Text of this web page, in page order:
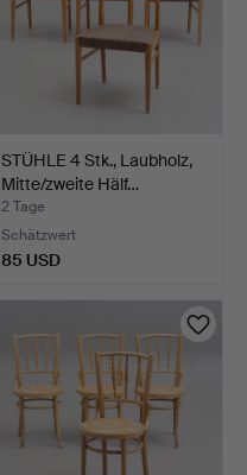
STÜHLE 4 Stk., Laubholz,
Mitte/zweite Hälf…
2 Tage
Schätzwert
85 USD